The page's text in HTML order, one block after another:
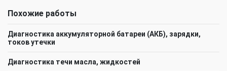
Похожие работы
Диагностика аккумуляторной батареи (АКБ), зарядки,
токов утечки
Диагностика течи масла, жидкостей